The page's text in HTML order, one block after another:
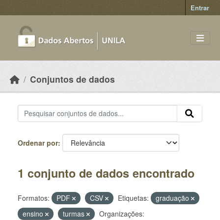
Entrar
Conjuntos de dados
Ordenar por
1 conjunto de dados encontrado
Formatos: PDF CSV Etiquetas:
graduação
ensino
turmas
Organizações: